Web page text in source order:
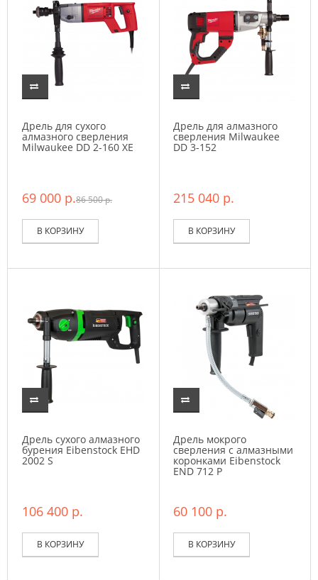
Дрель для сухого
алмазного сверления
Milwaukee DD 2-160 XE
69 000 р.86 500 р.
В КОРЗИНУ
Дрель для алмазного
сверления Milwaukee
DD 3-152
215 040 р.
В КОРЗИНУ
Дрель сухого алмазного
бурения Eibenstock EHD
2002 S
106 400 р.
В КОРЗИНУ
Дрель мокрого
сверления c алмазными
коронками Eibenstock
END 712 P
60 100 р.
В КОРЗИНУ